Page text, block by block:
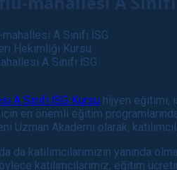
A Sınıfı İSG
A Sınıfı İSG Kursu hijyen eğitimi,
en önemli eğitim
Uzman Akademi olarak,
da katılımcılarımızın yanında
katılımcılarımız, eğitim